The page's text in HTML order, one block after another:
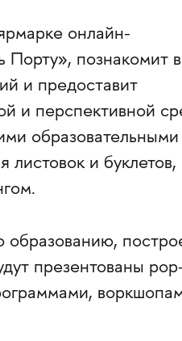
онлайн-
Порту», познакомит
и предоставит
и перспективной
образовательными
листовок и буклетов,
образованию,
презентованы